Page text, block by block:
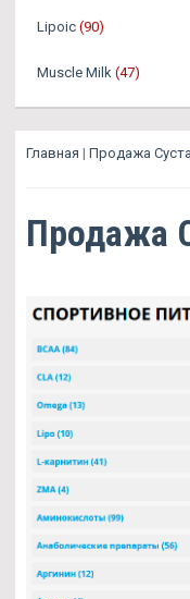
Lipoic (90)
Muscle Milk (47)
Главная | Продажа
Продажа